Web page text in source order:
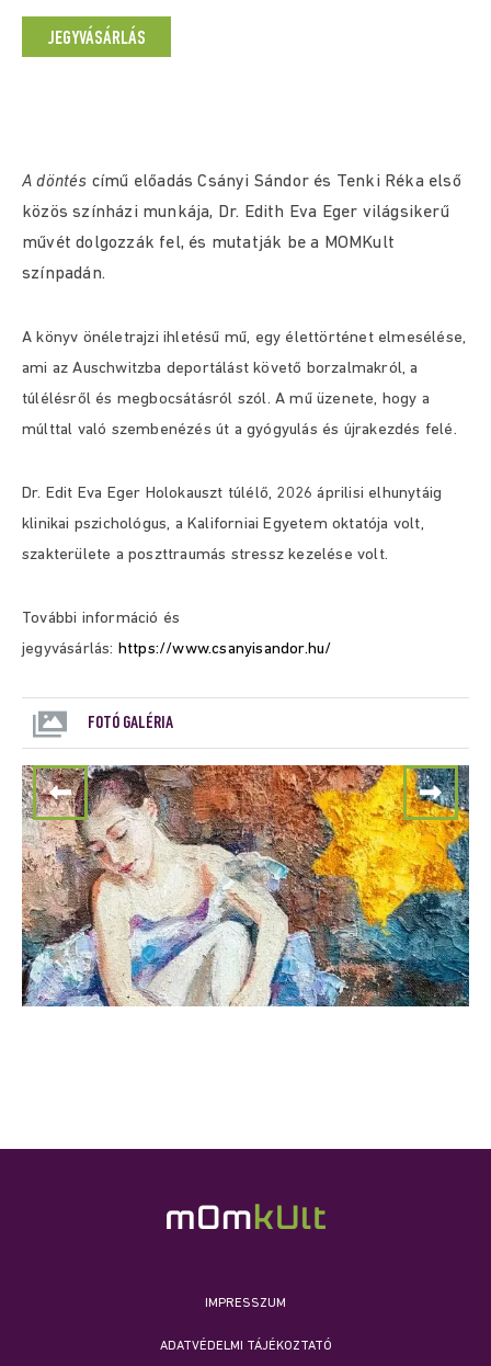
JEGYVÁSÁRLÁS
A döntés című előadás Csányi Sándor és Tenki Réka első
közös színházi munkája, Dr. Edith Eva Eger világsikerű
művét dolgozzák fel, és mutatják be a MOMKult
színpadán.
A könyv önéletrajzi ihletésű mű, egy élettörténet elmesélése,
ami az Auschwitzba deportálást követő borzalmakról, a
túlélésről és megbocsátásról szól. A mű üzenete, hogy a
múlttal való szembenézés út a gyógyulás és újrakezdés felé.
Dr. Edit Eva Eger Holokauszt túlélő, 2026 áprilisi elhunytáig
klinikai pszichológus, a Kaliforniai Egyetem oktatója volt,
szakterülete a poszttraumás stressz kezelése volt.
További információ és
jegyvásárlás: https://www.csanyisandor.hu/
FOTÓ GALÉRIA
IMPRESSZUM
ADATVÉDELMI TÁJÉKOZTATÓ